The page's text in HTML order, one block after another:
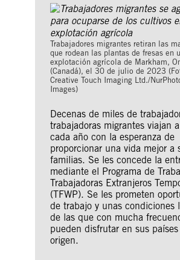
Trabajadores migrantes retiran las
que rodean las plantas de fresas en
explotación agrícola de Markham,
(Canadá), el 30 de julio de 2023
Creative Touch Imaging Ltd./
Images)
Decenas de miles de
trabajadoras migrantes viajan
cada año con la esperanza de
proporcionar una vida mejor a
familias. Se les concede la
mediante el Programa de
Trabajadoras Extranjeros
(TFWP). Se les prometen
de trabajo y unas condiciones
de las que con mucha
pueden disfrutar en sus
origen.